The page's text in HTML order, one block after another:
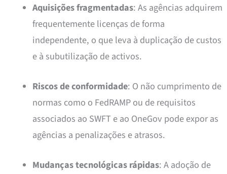
Aquisições fragmentadas: As agências adquirem
frequentemente licenças de forma
independente, o que leva à duplicação de custos
e à subutilização de activos.
Riscos de conformidade: O não cumprimento de
normas como o FedRAMP ou de requisitos
associados ao SWFT e ao OneGov pode expor as
agências a penalizações e atrasos.
Mudanças tecnológicas rápidas: A adoção de